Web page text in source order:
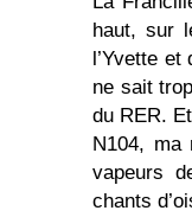
haut, sur
l’Yvette et
ne sait
du RER.
N104, ma
vapeurs
chants